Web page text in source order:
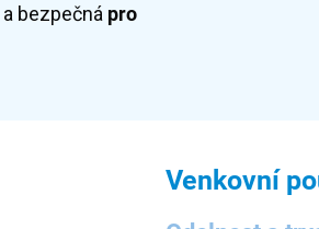
a bezpečná pro
Venkovní